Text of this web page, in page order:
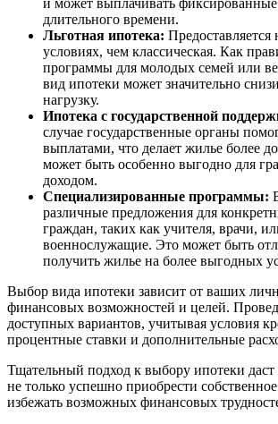
и может выплачивать
длительного времени.
Льготная ипотека:
условиях, чем классическая. Как
программы для молодых семей или
вид ипотеки может значительно
нагрузку.
Ипотека с государственной
случае государственные органы
выплатами, что делает жилье более
может быть особенно выгодно для
доходом.
Специализированные программы:
различные предложения для
граждан, таких как учителя, врачи,
военнослужащие. Это может быть
получить жилье на более выгодных
Выбор вида ипотеки зависит от ваших
финансовых возможностей и целей.
доступных вариантов, учитывая условия
процентные ставки и дополнительные
Тщательный подход к выбору ипотеки
не только успешно приобрести
избежать возможных финансовых